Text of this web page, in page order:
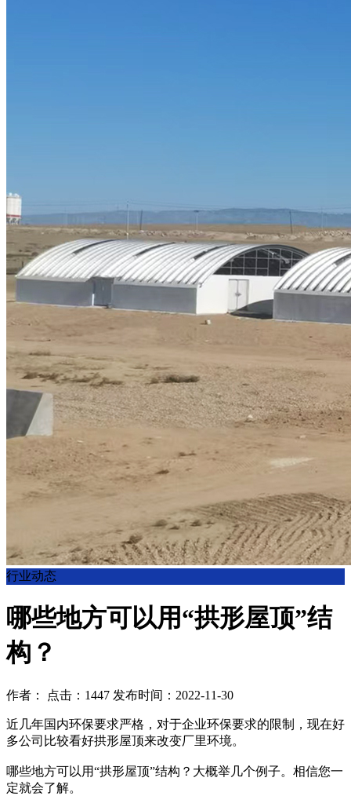
行业动态
哪些地方可以用“拱形屋顶”结
构？
作者： 点击：1447 发布时间：2022-11-30
近几年国内环保要求严格，对于企业环保要求的限制，现在好
多公司比较看好拱形屋顶来改变厂里环境。
哪些地方可以用“拱形屋顶”结构？大概举几个例子。相信您一
定就会了解。